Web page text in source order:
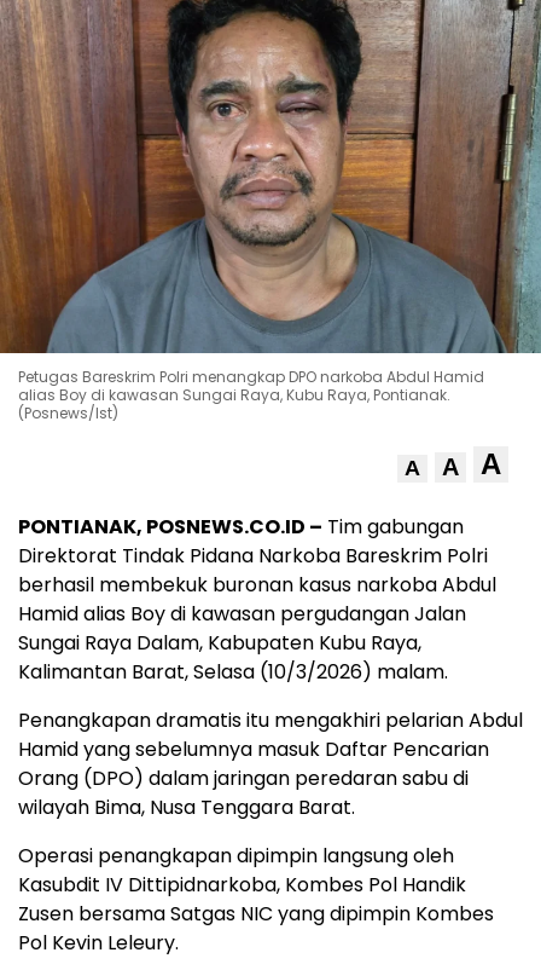
Petugas Bareskrim Polri menangkap DPO narkoba Abdul Hamid
alias Boy di kawasan Sungai Raya, Kubu Raya, Pontianak.
(Posnews/Ist)
A A A
PONTIANAK, POSNEWS.CO.ID – Tim gabungan
Direktorat Tindak Pidana Narkoba Bareskrim Polri
berhasil membekuk buronan kasus narkoba Abdul
Hamid alias Boy di kawasan pergudangan Jalan
Sungai Raya Dalam, Kabupaten Kubu Raya,
Kalimantan Barat, Selasa (10/3/2026) malam.
Penangkapan dramatis itu mengakhiri pelarian Abdul
Hamid yang sebelumnya masuk Daftar Pencarian
Orang (DPO) dalam jaringan peredaran sabu di
wilayah Bima, Nusa Tenggara Barat.
Operasi penangkapan dipimpin langsung oleh
Kasubdit IV Dittipidnarkoba, Kombes Pol Handik
Zusen bersama Satgas NIC yang dipimpin Kombes
Pol Kevin Leleury.